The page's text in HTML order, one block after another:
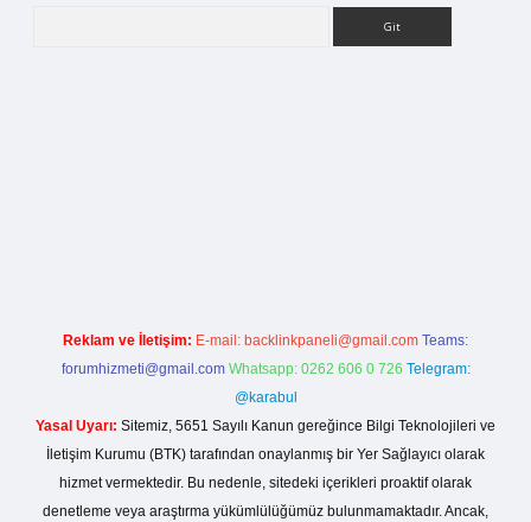
Reklam ve İletişim: E-mail: backlinkpaneli@gmail.com Teams:
forumhizmeti@gmail.com Whatsapp: 0262 606 0 726 Telegram:
@karabul
Yasal Uyarı: Sitemiz, 5651 Sayılı Kanun gereğince Bilgi Teknolojileri ve
İletişim Kurumu (BTK) tarafından onaylanmış bir Yer Sağlayıcı olarak
hizmet vermektedir. Bu nedenle, sitedeki içerikleri proaktif olarak
denetleme veya araştırma yükümlülüğümüz bulunmamaktadır. Ancak,